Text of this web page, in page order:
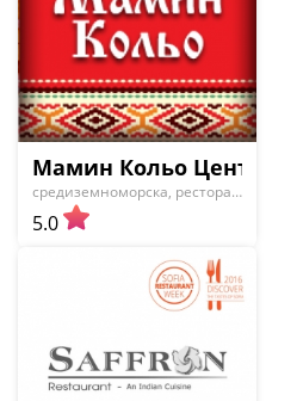
Мамин Кольо Център,
средиземноморска, ресторанти
5.0